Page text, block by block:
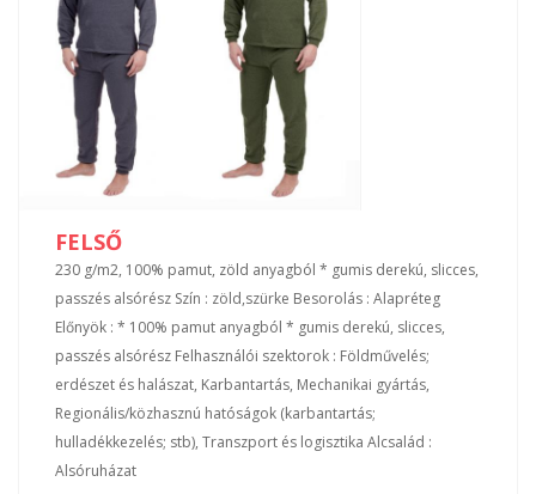
FELSŐ
230 g/m2, 100% pamut, zöld anyagból * gumis derekú, slicces,
passzés alsórész Szín : zöld,szürke Besorolás : Alapréteg
Előnyök : * 100% pamut anyagból * gumis derekú, slicces,
passzés alsórész Felhasználói szektorok : Földművelés;
erdészet és halászat, Karbantartás, Mechanikai gyártás,
Regionális/közhasznú hatóságok (karbantartás;
hulladékkezelés; stb), Transzport és logisztika Alcsalád :
Alsóruházat